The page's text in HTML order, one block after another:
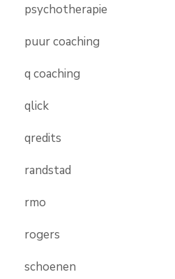
psychotherapie
puur coaching
q coaching
qlick
qredits
randstad
rmo
rogers
schoenen